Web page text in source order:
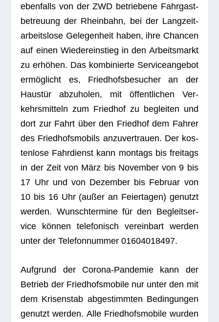
eben­falls von der ZWD betrie­bene Fahr­gast­
be­treu­ung der Rhein­bahn, bei der Lang­zeit­
ar­beits­lose Gele­gen­heit haben, ihre Chan­cen
auf einen Wie­der­ein­stieg in den Arbeits­markt
zu erhö­hen. Das kom­bi­nierte Ser­vice­an­ge­bot
ermög­licht es, Fried­hofs­be­su­cher an der
Haus­tür abzu­ho­len, mit öffent­li­chen Ver­
kehrs­mit­teln zum Fried­hof zu beglei­ten und
dort zur Fahrt über den Fried­hof dem Fah­rer
des Fried­hofs­mo­bils anzu­ver­trauen. Der kos­
ten­lose Fahr­dienst kann mon­tags bis frei­tags
in der Zeit von März bis Novem­ber von 9 bis
17 Uhr und von Dezem­ber bis Februar von
10 bis 16 Uhr (außer an Fei­er­ta­gen) genutzt
wer­den. Wunsch­ter­mine für den Begleit­ser­
vice kön­nen tele­fo­nisch ver­ein­bart wer­den
unter der Tele­fon­num­mer 01604018497.
Auf­grund der Corona-Pan­de­mie kann der
Betrieb der Fried­hofs­mo­bile nur unter den mit
dem Kri­sen­stab abge­stimm­ten Bedin­gun­gen
genutzt wer­den. Alle Fried­hofs­mo­bile wur­den